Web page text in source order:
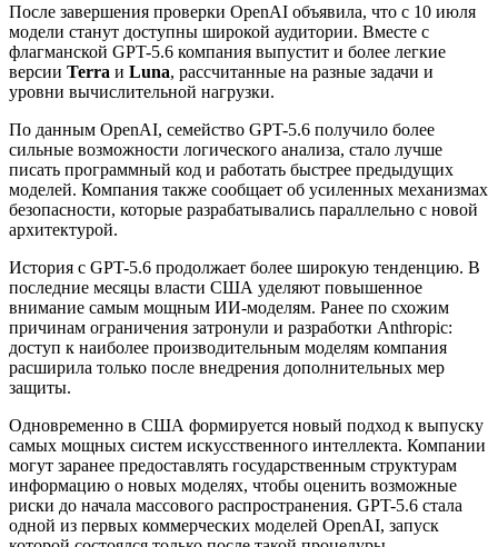
После завершения проверки OpenAI объявила, что с 10 июля
модели станут доступны широкой аудитории. Вместе с
флагманской GPT-5.6 компания выпустит и более легкие
версии Terra и Luna, рассчитанные на разные задачи и
уровни вычислительной нагрузки.
По данным OpenAI, семейство GPT-5.6 получило более
сильные возможности логического анализа, стало лучше
писать программный код и работать быстрее предыдущих
моделей. Компания также сообщает об усиленных механизмах
безопасности, которые разрабатывались параллельно с новой
архитектурой.
История с GPT-5.6 продолжает более широкую тенденцию. В
последние месяцы власти США уделяют повышенное
внимание самым мощным ИИ-моделям. Ранее по схожим
причинам ограничения затронули и разработки Anthropic:
доступ к наиболее производительным моделям компания
расширила только после внедрения дополнительных мер
защиты.
Одновременно в США формируется новый подход к выпуску
самых мощных систем искусственного интеллекта. Компании
могут заранее предоставлять государственным структурам
информацию о новых моделях, чтобы оценить возможные
риски до начала массового распространения. GPT-5.6 стала
одной из первых коммерческих моделей OpenAI, запуск